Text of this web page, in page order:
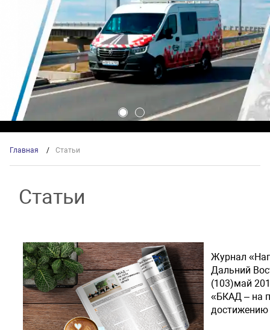
Главная / Статьи
Статьи
Журнал
Дальний
(103)май
«БКАД – на
достижению